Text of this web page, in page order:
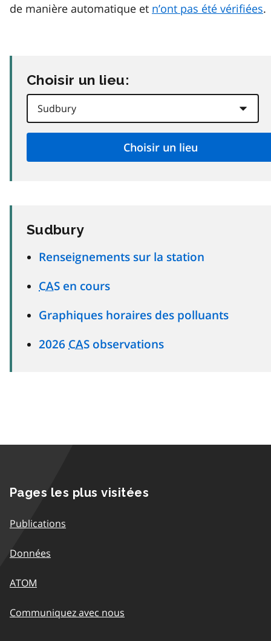
de manière automatique et n’ont pas été vérifiées.
Choisir un lieu:
Sudbury
Renseignements sur la station
CAS en cours
Graphiques horaires des polluants
2026 CAS observations
Pages les plus visitées
Publications
Données
ATOM
Communiquez avec nous